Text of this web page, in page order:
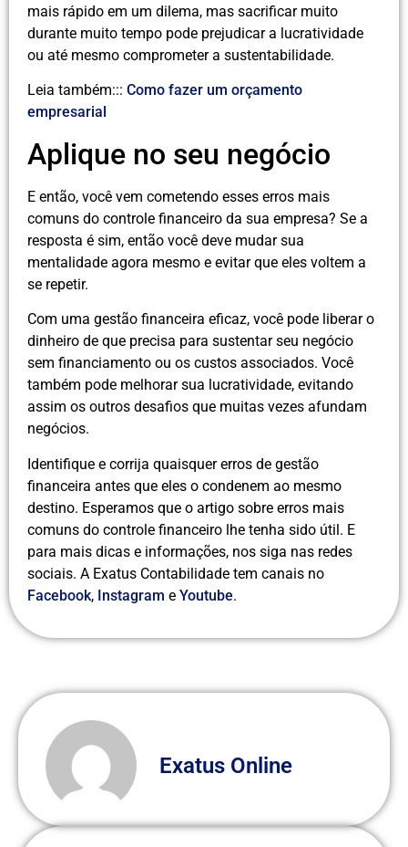
mais rápido em um dilema, mas sacrificar muito
durante muito tempo pode prejudicar a lucratividade
ou até mesmo comprometer a sustentabilidade.
Leia também::: Como fazer um orçamento
empresarial
Aplique no seu negócio
E então, você vem cometendo esses erros mais
comuns do controle financeiro da sua empresa? Se a
resposta é sim, então você deve mudar sua
mentalidade agora mesmo e evitar que eles voltem a
se repetir.
Com uma gestão financeira eficaz, você pode liberar o
dinheiro de que precisa para sustentar seu negócio
sem financiamento ou os custos associados. Você
também pode melhorar sua lucratividade, evitando
assim os outros desafios que muitas vezes afundam
negócios.
Identifique e corrija quaisquer erros de gestão
financeira antes que eles o condenem ao mesmo
destino. Esperamos que o artigo sobre erros mais
comuns do controle financeiro lhe tenha sido útil. E
para mais dicas e informações, nos siga nas redes
sociais. A Exatus Contabilidade tem canais no
Facebook, Instagram e Youtube.
Exatus Online